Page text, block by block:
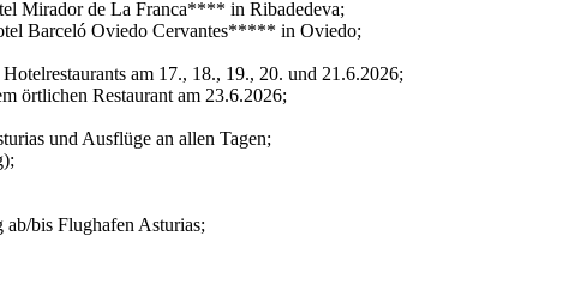
Mirador de La Franca**** in Ribadedeva;
Barceló Oviedo Cervantes***** in Oviedo;
am 17., 18., 19., 20. und 21.6.2026;
örtlichen Restaurant am 23.6.2026;
und Ausflüge an allen Tagen;
bis Flughafen Asturias;